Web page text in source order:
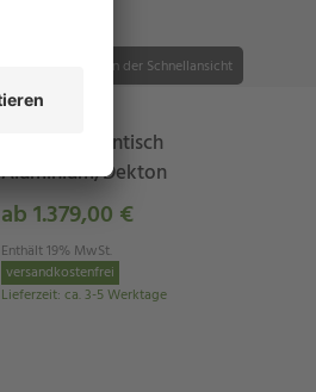
alle Varianten in der Schnellansicht
Classic Gartentisch
Aluminium/Dekton
ab 1.379,00 €
Enthält 19% MwSt.
versandkostenfrei
Lieferzeit: ca. 3-5 Werktage